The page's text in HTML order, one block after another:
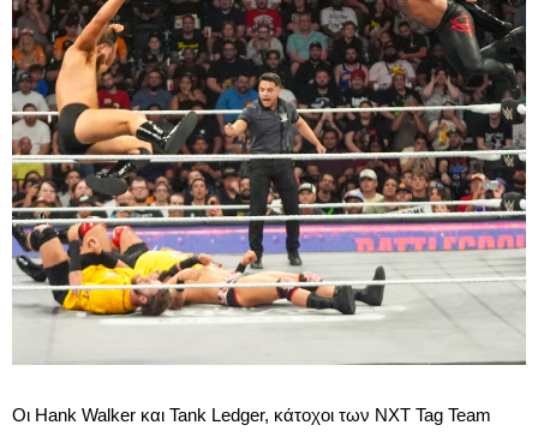
Οι Hank Walker και Tank Ledger, κάτοχοι των NXT Tag Team